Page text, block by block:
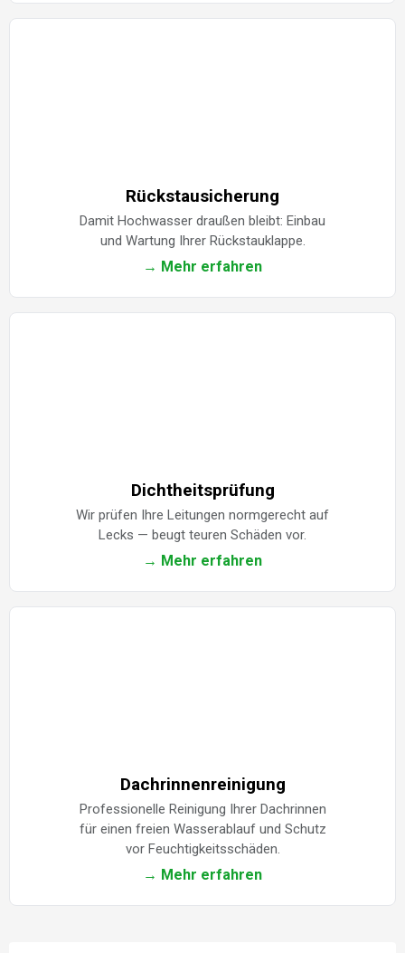
Rückstausicherung
Damit Hochwasser draußen bleibt: Einbau
und Wartung Ihrer Rückstauklappe.
→ Mehr erfahren
Dichtheitsprüfung
Wir prüfen Ihre Leitungen normgerecht auf
Lecks — beugt teuren Schäden vor.
→ Mehr erfahren
Dachrinnenreinigung
Professionelle Reinigung Ihrer Dachrinnen
für einen freien Wasserablauf und Schutz
vor Feuchtigkeitsschäden.
→ Mehr erfahren